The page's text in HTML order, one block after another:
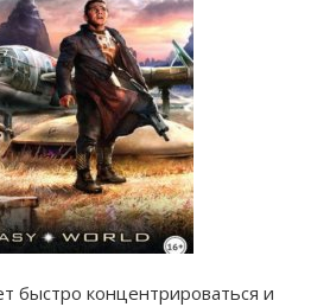
быстро концентрироваться и